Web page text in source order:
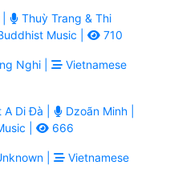
Thuỳ Trang & Thi
Music | 710
Nghi |
Vietnamese
Di Đà |
Dzoãn Minh |
|
666
|
Vietnamese